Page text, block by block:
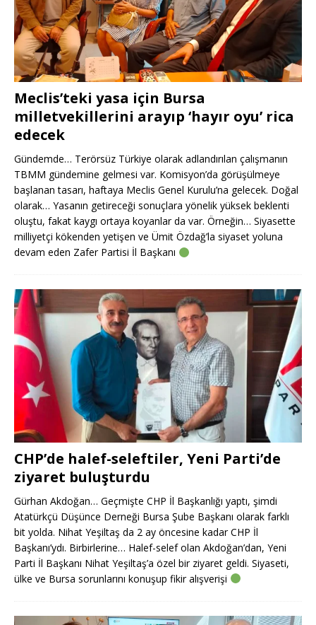
Meclis’teki yasa için Bursa
milletvekillerini arayıp ‘hayır oyu’ rica
edecek
Gündemde… Terörsüz Türkiye olarak adlandırılan çalışmanın
TBMM gündemine gelmesi var. Komisyon’da görüşülmeye
başlanan tasarı, haftaya Meclis Genel Kurulu’na gelecek. Doğal
olarak… Yasanın getireceği sonuçlara yönelik yüksek beklenti
oluştu, fakat kaygı ortaya koyanlar da var. Örneğin… Siyasette
milliyetçi kökenden yetişen ve Ümit Özdağ’la siyaset yoluna
devam eden Zafer Partisi İl Başkanı
CHP’de halef-seleftiler, Yeni Parti’de
ziyaret buluşturdu
Gürhan Akdoğan… Geçmişte CHP İl Başkanlığı yaptı, şimdi
Atatürkçü Düşünce Derneği Bursa Şube Başkanı olarak farklı
bit yolda. Nihat Yeşiltaş da 2 ay öncesine kadar CHP İl
Başkanı’ydı. Birbirlerine… Halef-selef olan Akdoğan’dan, Yeni
Parti İl Başkanı Nihat Yeşiltaş’a özel bir ziyaret geldi. Siyaseti,
ülke ve Bursa sorunlarını konuşup fikir alışverişi